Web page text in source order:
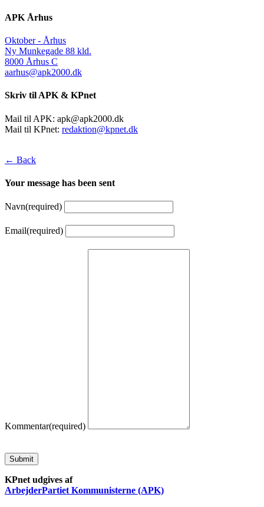
APK Århus
Oktober - Århus
Ny Munkegade 88 kld.
8000 Århus C
aarhus@apk2000.dk
Skriv til APK & KPnet
Mail til APK: apk@apk2000.dk
Mail til KPnet: redaktion@kpnet.dk
← Back
Your message has been sent
Navn(required)
Email(required)
Kommentar(required)
Submit
KPnet udgives af
ArbejderPartiet Kommunisterne (APK)